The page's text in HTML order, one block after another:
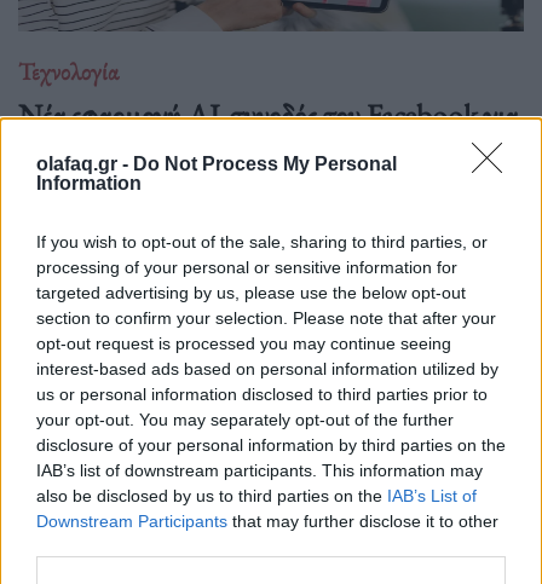
olafaq.gr - Do Not Process My Personal
Information
If you wish to opt-out of the sale, sharing to third parties, or
processing of your personal or sensitive information for
targeted advertising by us, please use the below opt-out
section to confirm your selection. Please note that after your
opt-out request is processed you may continue seeing
interest-based ads based on personal information utilized by
us or personal information disclosed to third parties prior to
your opt-out. You may separately opt-out of the further
disclosure of your personal information by third parties on the
IAB’s list of downstream participants. This information may
also be disclosed by us to third parties on the IAB’s List of
Downstream Participants that may further disclose it to other
Τεχνολογία
Νέα εφαρμογή AI-συνοδός του Facebook για
δημιουργούς περιεχομένου
06.07.26
Το Facebook επανασχεδιάζει το Creator Studio ως αυτόνομη
εφαρμογή με AI βοηθό: εξατομικευμένες.